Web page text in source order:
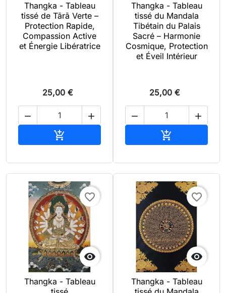
Thangka - Tableau
tissé de Tārā Verte –
Protection Rapide,
Compassion Active
et Énergie Libératrice
25,00 €
 

Thangka - Tableau
tissé du Mandala
Tibétain du Palais
Sacré – Harmonie
Cosmique, Protection
et Éveil Intérieur
25,00 €
 


favorite_border
Thangka - Tableau

favorite_border
Thangka - Tableau